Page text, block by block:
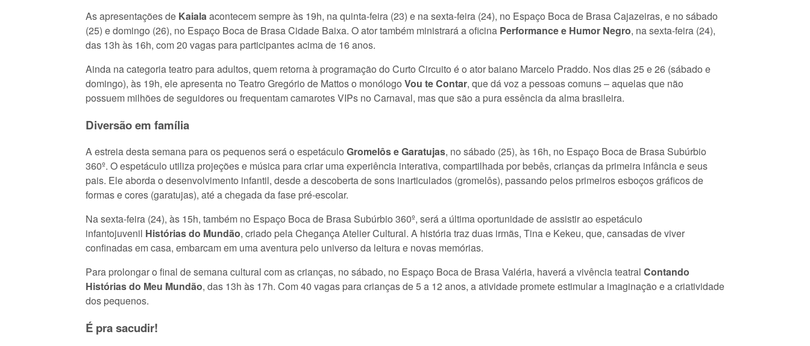
As apresentações de Kaialaacontecem sempre às 19h, na quinta-feira (23) e na sexta-feira (24), no Espaço Boca de Brasa Cajazeiras, e no sábado
(25) e domingo (26), no Espaço Boca de Brasa Cidade Baixa. O ator também ministrará a oficina Performance e Humor Negro, na sexta-feira (24),
das 13h às 16h, com 20 vagas para participantes acima de 16 anos.
Ainda na categoria teatro para adultos, quem retorna à programação do Curto Circuito é o ator baiano Marcelo Praddo. Nos dias 25 e 26 (sábado e
domingo), às 19h, ele apresenta no Teatro Gregório de Mattos o monólogo Vou te Contar, que dá voz a pessoas comuns – aquelas que não
possuem milhões de seguidores ou frequentam camarotes VIPs no Carnaval, mas que são a pura essência da alma brasileira.
Diversão em família
A estreia desta semana para os pequenos será o espetáculo Gromelôs e Garatujas, no sábado (25), às 16h, no Espaço Boca de Brasa Subúrbio
360º. O espetáculo utiliza projeções e música para criar uma experiência interativa, compartilhada por bebês, crianças da primeira infância e seus
pais. Ele aborda o desenvolvimento infantil, desde a descoberta de sons inarticulados (gromelôs), passando pelos primeiros esboços gráficos de
formas e cores (garatujas), até a chegada da fase pré-escolar.
Na sexta-feira (24), às 15h, também no Espaço Boca de Brasa Subúrbio 360º, será a última oportunidade de assistir ao espetáculo
infantojuvenil Histórias do Mundão, criado pela Chegança Atelier Cultural. A história traz duas irmãs, Tina e Kekeu, que, cansadas de viver
confinadas em casa, embarcam em uma aventura pelo universo da leitura e novas memórias.
Para prolongar o final de semana cultural com as crianças, no sábado, no Espaço Boca de Brasa Valéria, haverá a vivência teatral Contando
Histórias do Meu Mundão, das 13h às 17h. Com 40 vagas para crianças de 5 a 12 anos, a atividade promete estimular a imaginação e a criatividade
dos pequenos.
É pra sacudir!